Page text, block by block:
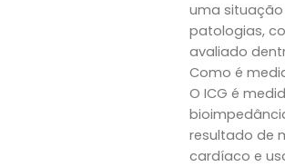
uma
patologias,
avaliado
Como é
O ICG é
resultado de
cardíaco e